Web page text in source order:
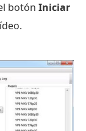
botón Iniciar